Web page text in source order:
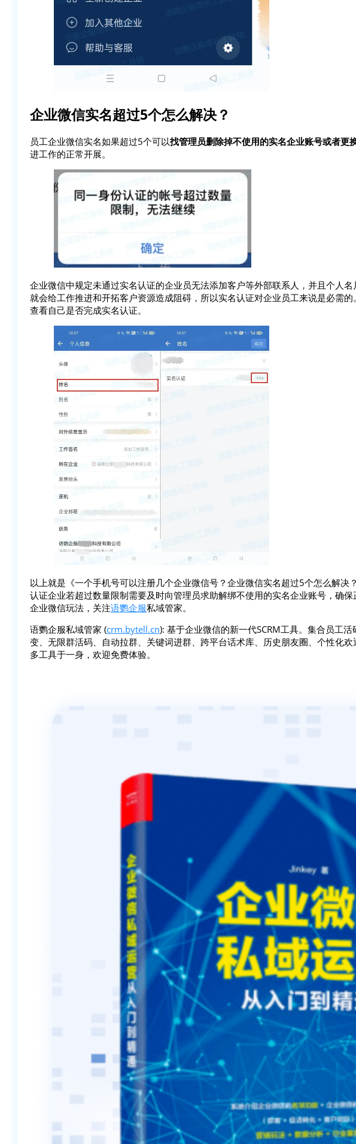
企业微信实名超过5个怎么解决？
员工企业微信实名如果超过5个可以找管理员删除掉不使用的实名企业账号或者更
进工作的正常开展。
企业微信中规定未通过实名认证的企业员无法添加客户等外部联系人，并且个人名
就会给工作推进和开拓客户资源造成阻碍，所以实名认证对企业员工来说是必需的
查看自己是否完成实名认证。
以上就是《一个手机号可以注册几个企业微信号？企业微信实名超过5个怎么解决
认证企业若超过数量限制需要及时向管理员求助解绑不使用的实名企业账号，确
企业微信玩法，关注语鹦企服私域管家。
语鹦企服私域管家 (crm.bytell.cn): 基于企业微信的新一代SCRM工具。集合员工
变、无限群活码、自动拉群、关键词进群、跨平台话术库、历史朋友圈、个性化
多工具于一身，欢迎免费体验。